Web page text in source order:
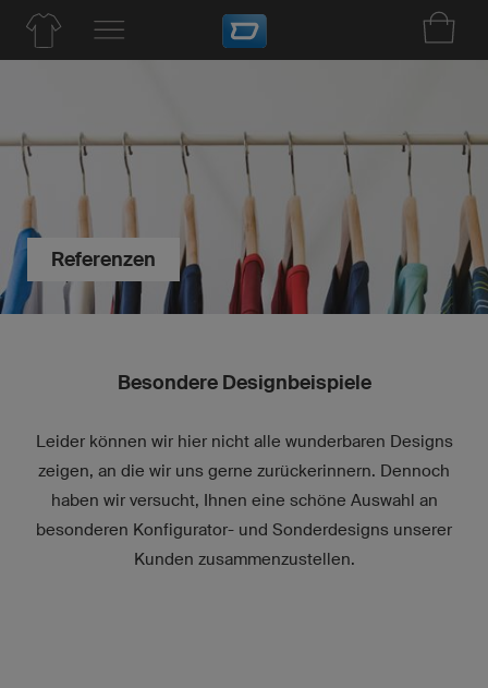
Referenzen
Besondere Designbeispiele
Leider können wir hier nicht alle wunderbaren Designs
zeigen, an die wir uns gerne zurückerinnern. Dennoch
haben wir versucht, Ihnen eine schöne Auswahl an
besonderen Konfigurator- und Sonderdesigns unserer
Kunden zusammenzustellen.